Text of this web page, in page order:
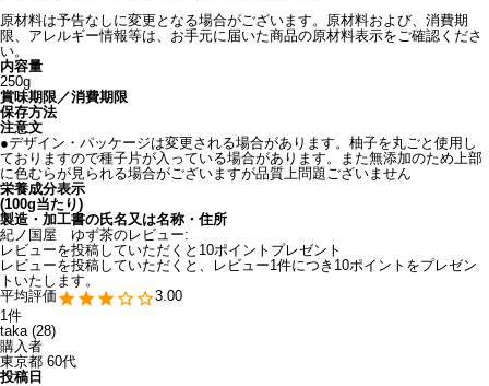
原材料は予告なしに変更となる場合がございます。原材料および、消費期
限、アレルギー情報等は、お手元に届いた商品の原材料表示をご確認くださ
い。
内容量
250g
賞味期限／消費期限
保存方法
注意文
●デザイン・パッケージは変更される場合があります。柚子を丸ごと使用し
ておりますので種子片が入っている場合があります。また無添加のため上部
に色むらが見られる場合がございますが品質上問題ございません
栄養成分表示
(100g当たり)
製造・加工書の氏名又は名称・住所
紀ノ国屋 ゆず茶のレビュー:
レビューを投稿していただくと10ポイントプレゼント
レビューを投稿していただくと、レビュー1件につき10ポイントをプレゼン
トいたします。
3.00
1
taka 28
購入者
東京都 60代
投稿日